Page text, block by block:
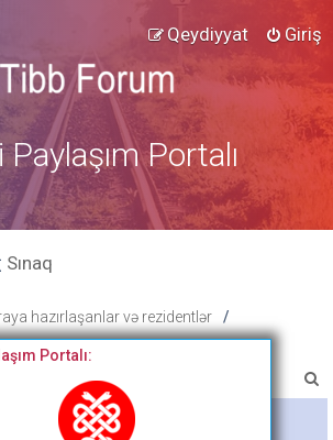
Giriş
Qeydiyyat
Portalı
Sınaq
hazırlaşanlar və rezidentlər
Bitdi
Portalı: